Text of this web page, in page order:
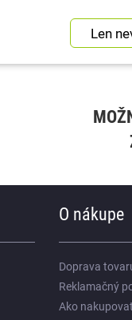
O nákupe
Doprava
Reklamačný
Ako